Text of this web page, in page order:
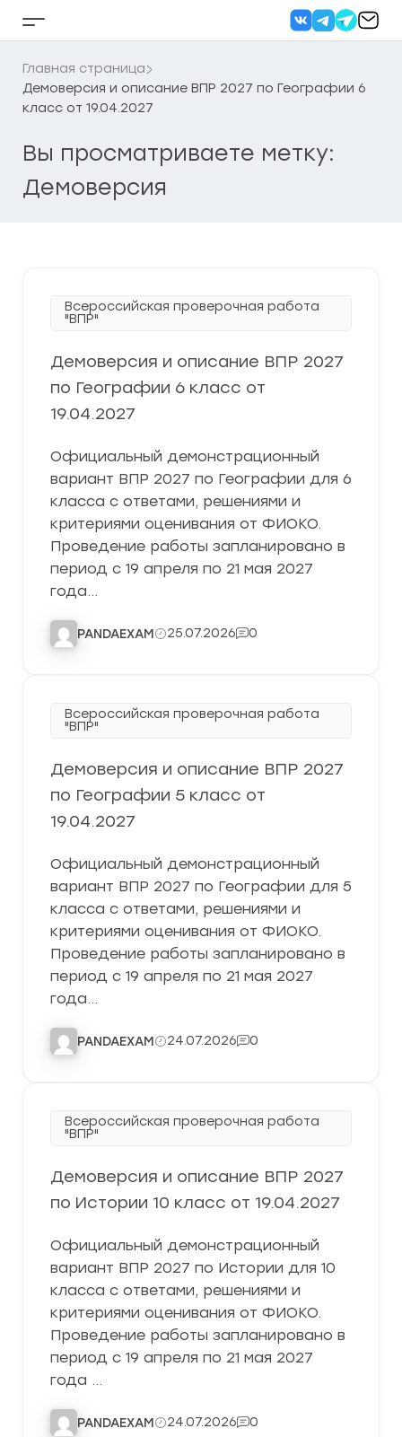
Кнопка
бокового
меню
Главная страница
Демоверсия и описание ВПР 2027 по Географии 6
класс от 19.04.2027
Вы просматриваете метку:
Демоверсия
Всероссийская проверочная работа
"ВПР"
Демоверсия и описание ВПР 2027
по Географии 6 класс от
19.04.2027
Официальный демонстрационный
вариант ВПР 2027 по Географии для 6
класса с ответами, решениями и
критериями оценивания от ФИОКО.
Проведение работы запланировано в
период с 19 апреля по 21 мая 2027
года…
PANDAEXAM 25.07.2026 0
Всероссийская проверочная работа
"ВПР"
Демоверсия и описание ВПР 2027
по Географии 5 класс от
19.04.2027
Официальный демонстрационный
вариант ВПР 2027 по Географии для 5
класса с ответами, решениями и
критериями оценивания от ФИОКО.
Проведение работы запланировано в
период с 19 апреля по 21 мая 2027
года…
PANDAEXAM 24.07.2026 0
Всероссийская проверочная работа
"ВПР"
Демоверсия и описание ВПР 2027
по Истории 10 класс от 19.04.2027
Официальный демонстрационный
вариант ВПР 2027 по Истории для 10
класса с ответами, решениями и
критериями оценивания от ФИОКО.
Проведение работы запланировано в
период с 19 апреля по 21 мая 2027
года …
PANDAEXAM 24.07.2026 0